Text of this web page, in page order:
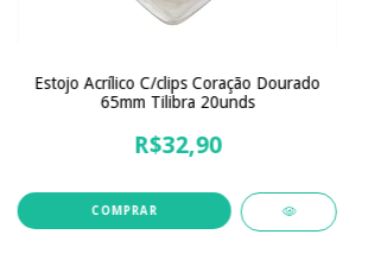
Estojo Acrílico C/clips Coração Dourado
65mm Tilibra 20unds
R$32,90
COMPRAR